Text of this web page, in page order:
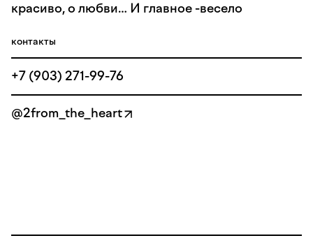
красиво, о любви… И главное -весело
контакты
+7 (903) 271-99-76
@2from_the_heart